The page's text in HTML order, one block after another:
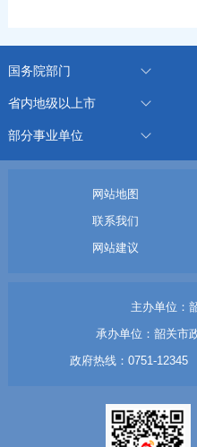
国务院部门
省内地级以上市
部分事业单位
网站地图
联系我们
网站建议
主办单位：
承办单位：韶关市
政府热线：0751-12345